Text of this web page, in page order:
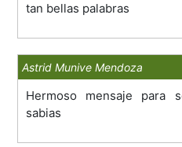
tan bellas palabras
Astrid Munive Mendoza
Hermoso mensaje para
sabias